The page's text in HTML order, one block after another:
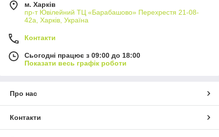
м. Харків
пр-т Ювілейний ТЦ «Барабашово» Перехрестя 21-08-
42а, Харків, Україна
Контакти
Сьогодні працює з 09:00 до 18:00
Показати весь графік роботи
Про нас
Контакти